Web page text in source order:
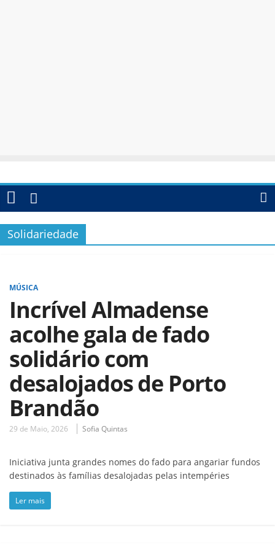
Solidariedade
MÚSICA
Incrível Almadense
acolhe gala de fado
solidário com
desalojados de Porto
Brandão
29 de Maio, 2026 Sofia Quintas
Iniciativa junta grandes nomes do fado para angariar fundos
destinados às famílias desalojadas pelas intempéries
Ler mais